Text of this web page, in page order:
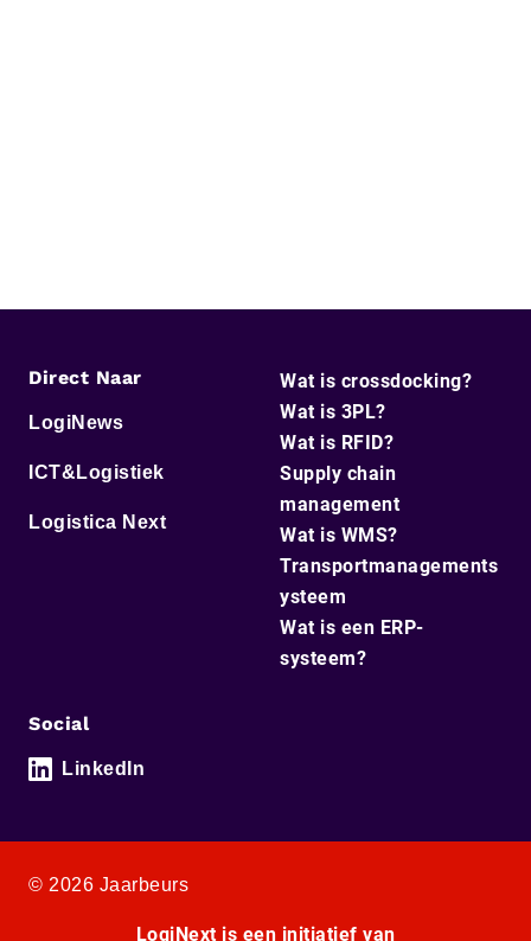
Direct Naar
LogiNews
ICT&Logistiek
Logistica Next
Wat is crossdocking?
Wat is 3PL?
Wat is RFID?
Supply chain
management
Wat is WMS?
Transportmanagements
ysteem
Wat is een ERP-
systeem?
Social
LinkedIn
© 2026 Jaarbeurs
LogiNext is een initiatief van